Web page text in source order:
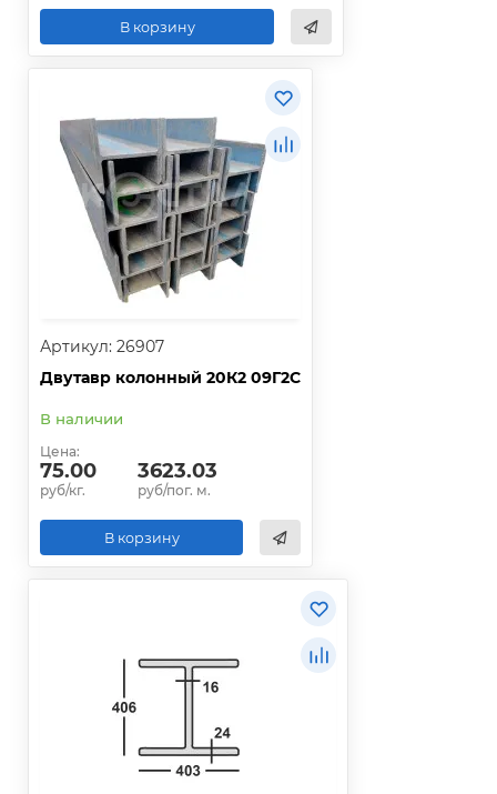
В корзину
Артикул: 26907
Двутавр колонный 20К2 09Г2С
В наличии
Цена:
75.00
руб/кг.
3623.03
руб/пог. м.
В корзину